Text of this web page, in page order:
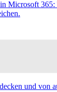
Microsoft 365:
und von